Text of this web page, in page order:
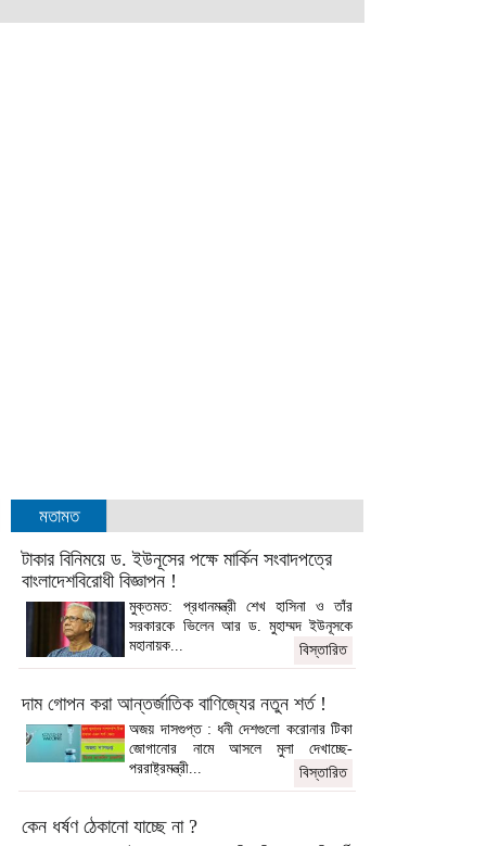
মতামত
টাকার বিনিময়ে ড. ইউনূসের পক্ষে মার্কিন সংবাদপত্রে
বাংলাদেশবিরোধী বিজ্ঞাপন !
মুক্তমত: প্রধানমন্ত্রী শেখ হাসিনা ও তাঁর
সরকারকে ভিলেন আর ড. মুহাম্মদ ইউনূসকে
মহানায়ক...
বিস্তারিত
দাম গোপন করা আন্তর্জাতিক বাণিজ্যের নতুন শর্ত !
অজয় দাসগুপ্ত : ধনী দেশগুলো করোনার টিকা
জোগানোর নামে আসলে মুলা দেখাচ্ছে-
পররাষ্ট্রমন্ত্রী...
বিস্তারিত
কেন ধর্ষণ ঠেকানো যাচ্ছে না ?